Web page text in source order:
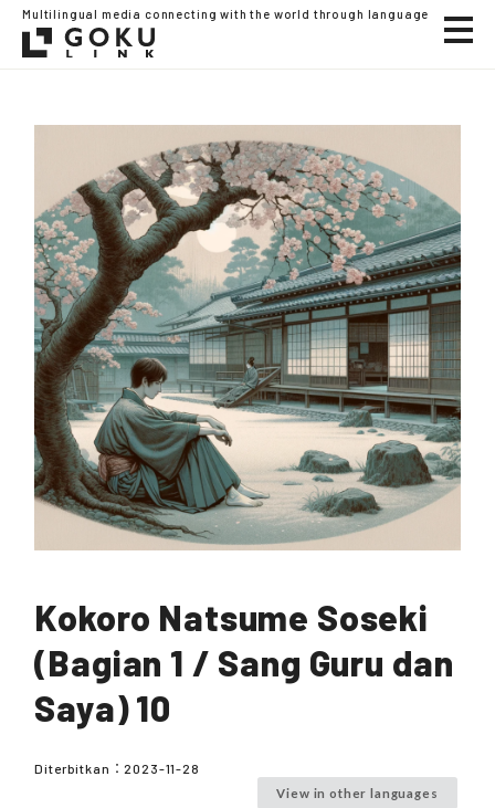
Multilingual media connecting with the world through language
Kokoro Natsume Soseki
(Bagian 1 / Sang Guru dan
Saya) 10
Diterbitkan： 2023-11-28
View in other languages